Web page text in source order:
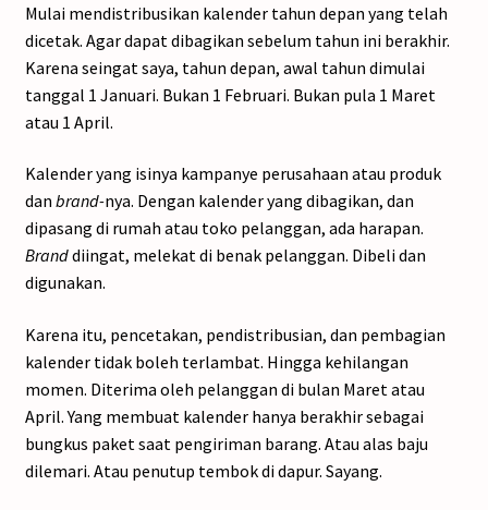
Mulai mendistribusikan kalender tahun depan yang telah
dicetak. Agar dapat dibagikan sebelum tahun ini berakhir.
Karena seingat saya, tahun depan, awal tahun dimulai
tanggal 1 Januari. Bukan 1 Februari. Bukan pula 1 Maret
atau 1 April.
Kalender yang isinya kampanye perusahaan atau produk
dan brand-nya. Dengan kalender yang dibagikan, dan
dipasang di rumah atau toko pelanggan, ada harapan.
Branddiingat, melekat di benak pelanggan. Dibeli dan
digunakan.
Karena itu, pencetakan, pendistribusian, dan pembagian
kalender tidak boleh terlambat. Hingga kehilangan
momen. Diterima oleh pelanggan di bulan Maret atau
April. Yang membuat kalender hanya berakhir sebagai
bungkus paket saat pengiriman barang. Atau alas baju
dilemari. Atau penutup tembok di dapur. Sayang.